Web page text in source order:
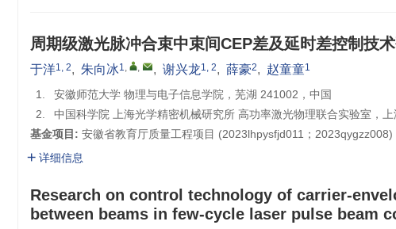
周期级激光脉冲合束中束间CEP差及延时差控制技
于洋1, 2, 朱向冰1, , , 谢兴龙1, 2, 薛豪2, 赵童童1
1.
安徽师范大学 物理与电子信息学院，芜湖 241002，中国
2.
中国科学院 上海光学精密机械研究所 高功率激光物理联合实验室，
基金项目: 安徽省教育厅质量工程项目 (2023lhpysfjd011 ； 2023qygzz008)
详细信息
Research on control technology of carrier-
between beams in few-cycle laser pulse beam